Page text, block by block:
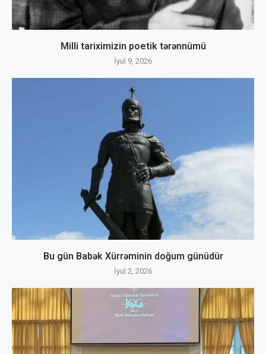
Milli tariximizin poetik tərənnümü
İyul 9, 2026
Bu gün Babək Xürrəminin doğum günüdür
İyul 2, 2026